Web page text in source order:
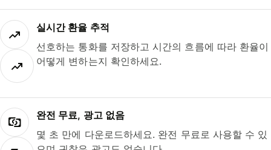
실시간 환율 추적
선호하는 통화를 저장하고 시간의 흐름에 따라 환율이
어떻게 변하는지 확인하세요.
완전 무료, 광고 없음
몇 초 만에 다운로드하세요. 완전 무료로 사용할 수 있